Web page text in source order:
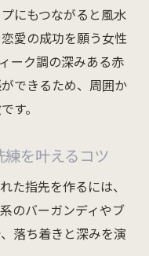
イルカラーの組み
運を呼ぶアレンジ
運効果の秘密
ルが好感度を高め
裕を印象づける方
にもつながると風水
愛の成功を願う女性
ーク調の深みある赤
できるため、周囲か
す。
を叶えるコツ
た指先を作るには、
のバーガンディやブ
落ち着きと深みを演